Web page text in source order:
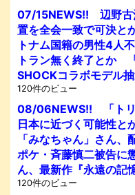
07/15NEWS!! 辺野古
置を全会一致で可決
トナム国籍の男性4人
トラン無く終了とか
SHOCKコラボモデル
120件のビュー
08/06NEWS!! 「トリ
日本に近づく可能性
「みなちゃん」さん
ポケ・斉藤慎二被告
ん、最新作『永遠の記
120件のビュー